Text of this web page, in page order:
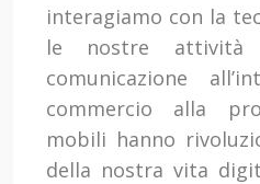
interagiamo con la
le nostre attività
comunicazione
commercio alla
mobili hanno
della nostra vita